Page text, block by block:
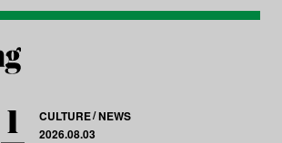
CULTURE NEWS
2026.08.03